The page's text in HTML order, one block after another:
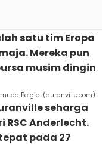
satu tim Eropa
Mereka pun
musim dingin
Belgia. (duranville.com)
seharga
RSC Anderlecht.
pada 27